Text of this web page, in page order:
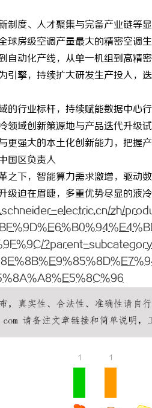
制度、人才聚集与完备产业链等
球房级空调产量最大的精密空调
自动化产线，从单一机组到高精
引擎，持续扩大研发生产投入，
的行业标杆，持续赋能数据中心
领域创新策源地与产品迭代升级
更强大的本土化创新能力，把
国区负责人
之下，智能算力需求激增，驱动
级迫在眉睫，多重优势尽显的
electric.cn/zh/
?parent-
1 1
商标买卖：：如何把握